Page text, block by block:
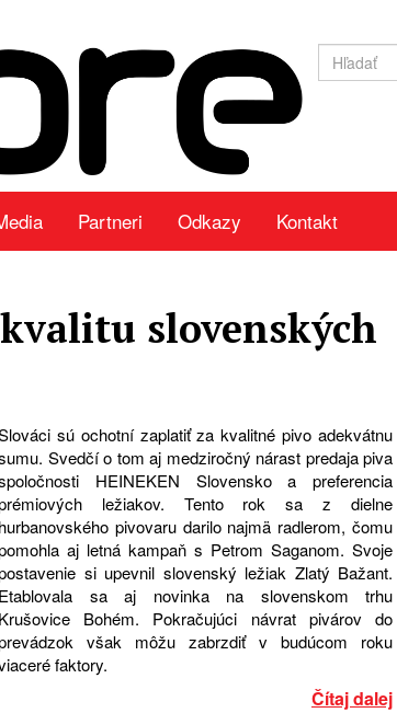
Partneri Odkazy Kontakt
slovenských
sú ochotní zaplatiť za kvalitné pivo adekvátnu
Svedčí o tom aj medziročný nárast predaja piva
HEINEKEN Slovensko a preferencia
ležiakov. Tento rok sa z dielne
hurbanovského pivovaru darilo najmä radlerom, čomu
aj letná kampaň s Petrom Saganom. Svoje
si upevnil slovenský ležiak Zlatý Bažant.
Etablovala sa aj novinka na slovenskom trhu
Krušovice Bohém. Pokračujúci návrat pivárov do
však môžu zabrzdiť v budúcom roku
faktory.
Čítaj dalej